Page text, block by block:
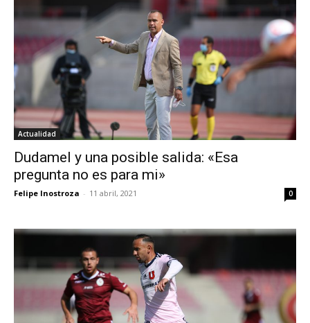
Actualidad
Dudamel y una posible salida: «Esa
pregunta no es para mi»
Felipe Inostroza - 11 abril, 2021 0